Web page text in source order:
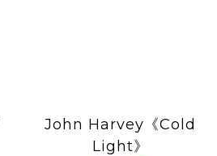
John Harvey《Cold
Light》